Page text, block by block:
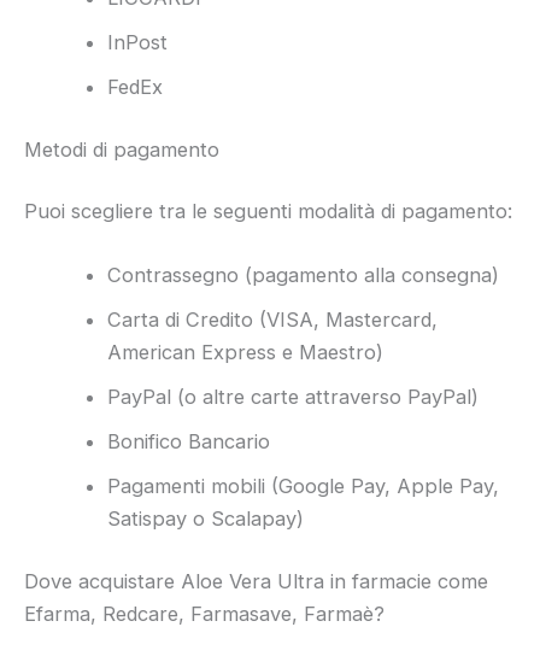
InPost
FedEx
Metodi di pagamento
Puoi scegliere tra le seguenti modalità di pagamento:
Contrassegno (pagamento alla consegna)
Carta di Credito (VISA, Mastercard,
American Express e Maestro)
PayPal (o altre carte attraverso PayPal)
Bonifico Bancario
Pagamenti mobili (Google Pay, Apple Pay,
Satispay o Scalapay)
Dove acquistare Aloe Vera Ultra in farmacie come
Efarma, Redcare, Farmasave, Farmaè?